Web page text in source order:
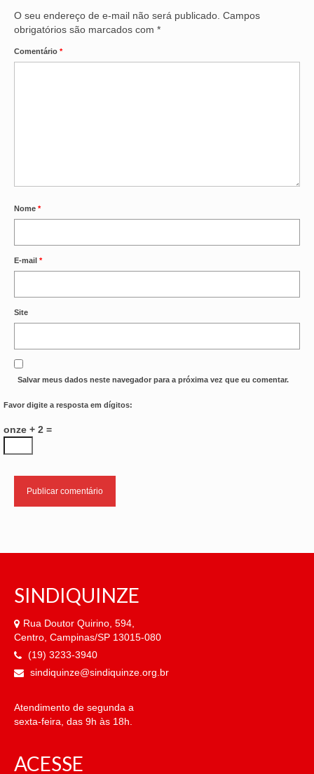
O seu endereço de e-mail não será publicado. Campos
obrigatórios são marcados com *
Comentário *
Nome *
E-mail *
Site
Salvar meus dados neste navegador para a próxima vez que eu comentar.
Favor digite a resposta em dígitos:
onze + 2 =
SINDIQUINZE
Rua Doutor Quirino, 594,
Centro, Campinas/SP 13015-080
(19) 3233-3940
sindiquinze@sindiquinze.org.br
Atendimento de segunda a
sexta-feira, das 9h às 18h.
ACESSE